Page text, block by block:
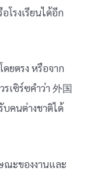
โรงเรียนได้อีก
ยตรง หรือจาก
เซิร์ซคำว่า 外国
บคนต่างชาติได้
ณะของงานและ